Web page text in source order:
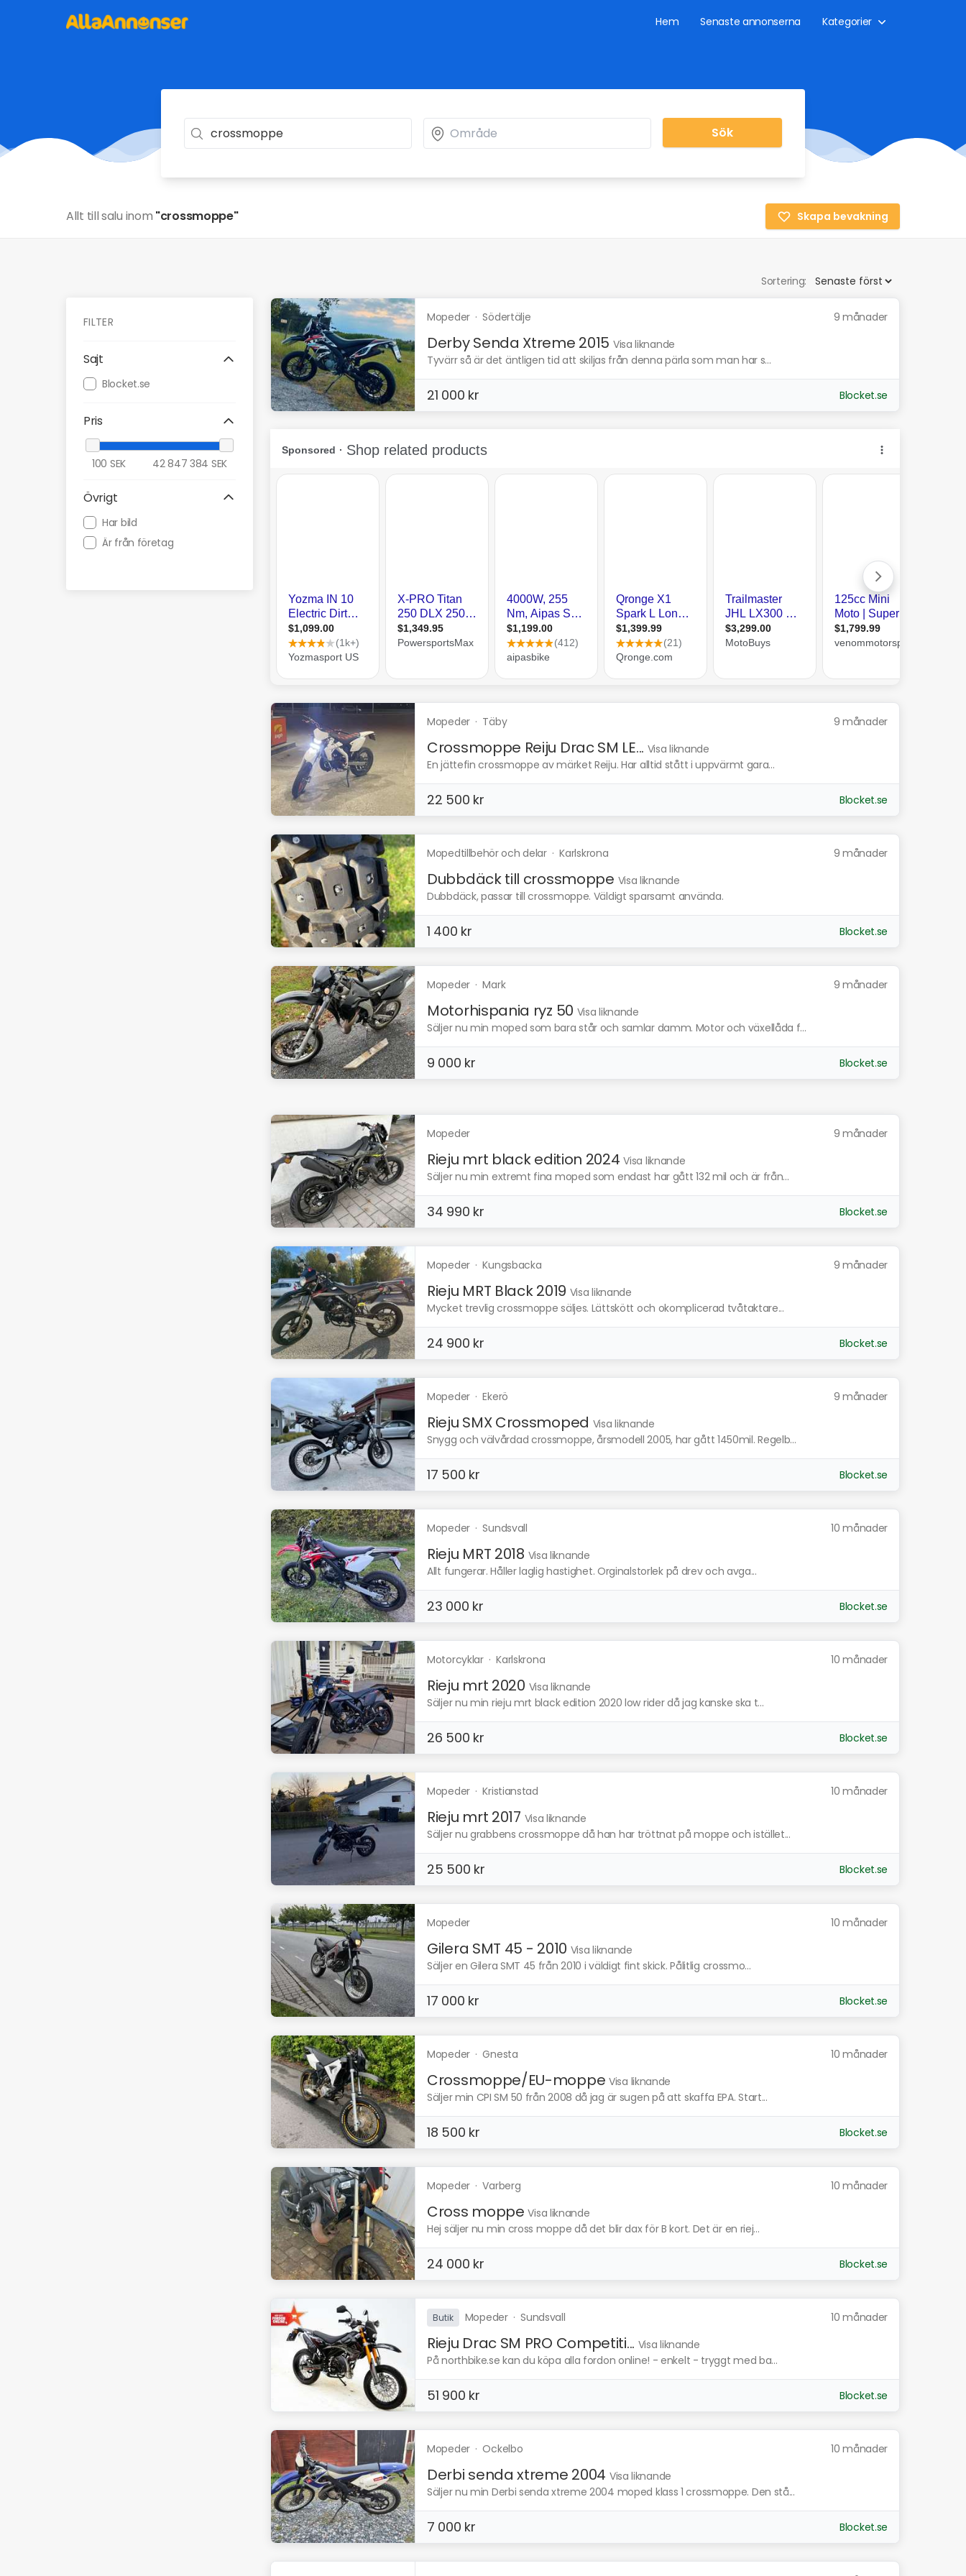
Hem Senaste annonserna Kategorier
Sök
Allt till salu inom "crossmoppe" Skapa bevakning
Sortering:
FILTER
Sajt
Blocket.se
Pris
100 SEK 42 847 384 SEK
Övrigt
Har bild
Är från företag
Mopeder·Södertälje 9 månader
Derby Senda Xtreme 2015 Visa liknande
Tyvärr så är det äntligen tid att skiljas från denna pärla som man har s...
21 000 kr Blocket.se
Mopeder· Täby 9 månader
Crossmoppe Reiju Drac SM LE... Visa liknande
En jättefin crossmoppe av märket Reiju. Har alltid stått i uppvärmt gara...
22 500 kr Blocket.se
Mopedtillbehör och delar·Karlskrona 9 månader
Dubbdäck till crossmoppe Visa liknande
Dubbdäck, passar till crossmoppe. Väldigt sparsamt använda.
1 400 kr Blocket.se
Mopeder·Mark 9 månader
Motorhispania ryz 50 Visa liknande
Säljer nu min moped som bara står och samlar damm. Motor och växellåda f...
9 000 kr Blocket.se
Mopeder 9 månader
Rieju mrt black edition 2024 Visa liknande
Säljer nu min extremt fina moped som endast har gått 132 mil och är från...
34 990 kr Blocket.se
Mopeder·Kungsbacka 9 månader
Rieju MRT Black 2019 Visa liknande
Mycket trevlig crossmoppe säljes. Lättskött och okomplicerad tvåtaktare...
24 900 kr Blocket.se
Mopeder·Ekerö 9 månader
Rieju SMX Crossmoped Visa liknande
Snygg och välvårdad crossmoppe, årsmodell 2005, har gått 1450mil. Regelb...
17 500 kr Blocket.se
Mopeder·Sundsvall 10 månader
Rieju MRT 2018 Visa liknande
Allt fungerar. Håller laglig hastighet. Orginalstorlek på drev och avga...
23 000 kr Blocket.se
Motorcyklar·Karlskrona 10 månader
Rieju mrt 2020 Visa liknande
Säljer nu min rieju mrt black edition 2020 low rider då jag kanske ska t...
26 500 kr Blocket.se
Mopeder·Kristianstad 10 månader
Rieju mrt 2017 Visa liknande
Säljer nu grabbens crossmoppe då han har tröttnat på moppe och istället...
25 500 kr Blocket.se
Mopeder 10 månader
Gilera SMT 45 - 2010 Visa liknande
Säljer en Gilera SMT 45 från 2010 i väldigt fint skick. Pålitlig crossmo...
17 000 kr Blocket.se
Mopeder·Gnesta 10 månader
Crossmoppe/EU-moppe Visa liknande
Säljer min CPI SM 50 från 2008 då jag är sugen på att skaffa EPA. Start...
18 500 kr Blocket.se
Mopeder·Varberg 10 månader
Cross moppe Visa liknande
Hej säljer nu min cross moppe då det blir dax för B kort. Det är en riej...
24 000 kr Blocket.se
Butik Mopeder·Sundsvall 10 månader
Rieju Drac SM PRO Competiti... Visa liknande
På northbike.se kan du köpa alla fordon online! - enkelt - tryggt med ba...
51 900 kr Blocket.se
Mopeder·Ockelbo 10 månader
Derbi senda xtreme 2004 Visa liknande
Säljer nu min Derbi senda xtreme 2004 moped klass 1 crossmoppe. Den stå...
7 000 kr Blocket.se